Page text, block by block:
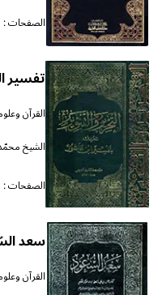
الصفحات :
تفسير
القرآن
الشيخ
الصفحات :
سعد
القرآن